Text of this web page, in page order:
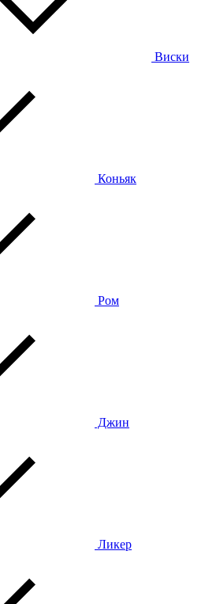
Виски
Коньяк
Ром
Джин
Ликер